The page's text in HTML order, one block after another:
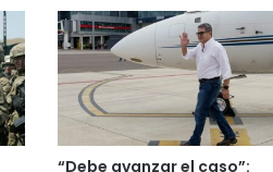
“Debe avanzar el caso”: